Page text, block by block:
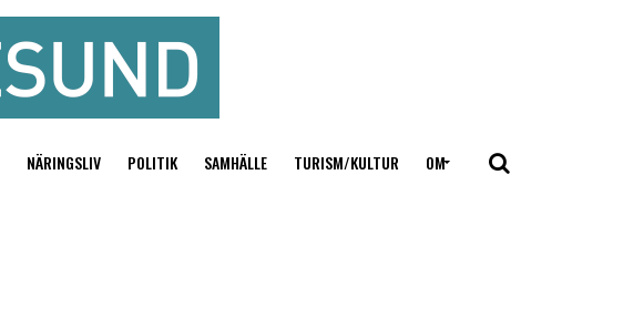
NÄRINGSLIV POLITIK SAMHÄLLE TURISM/KULTUR OM